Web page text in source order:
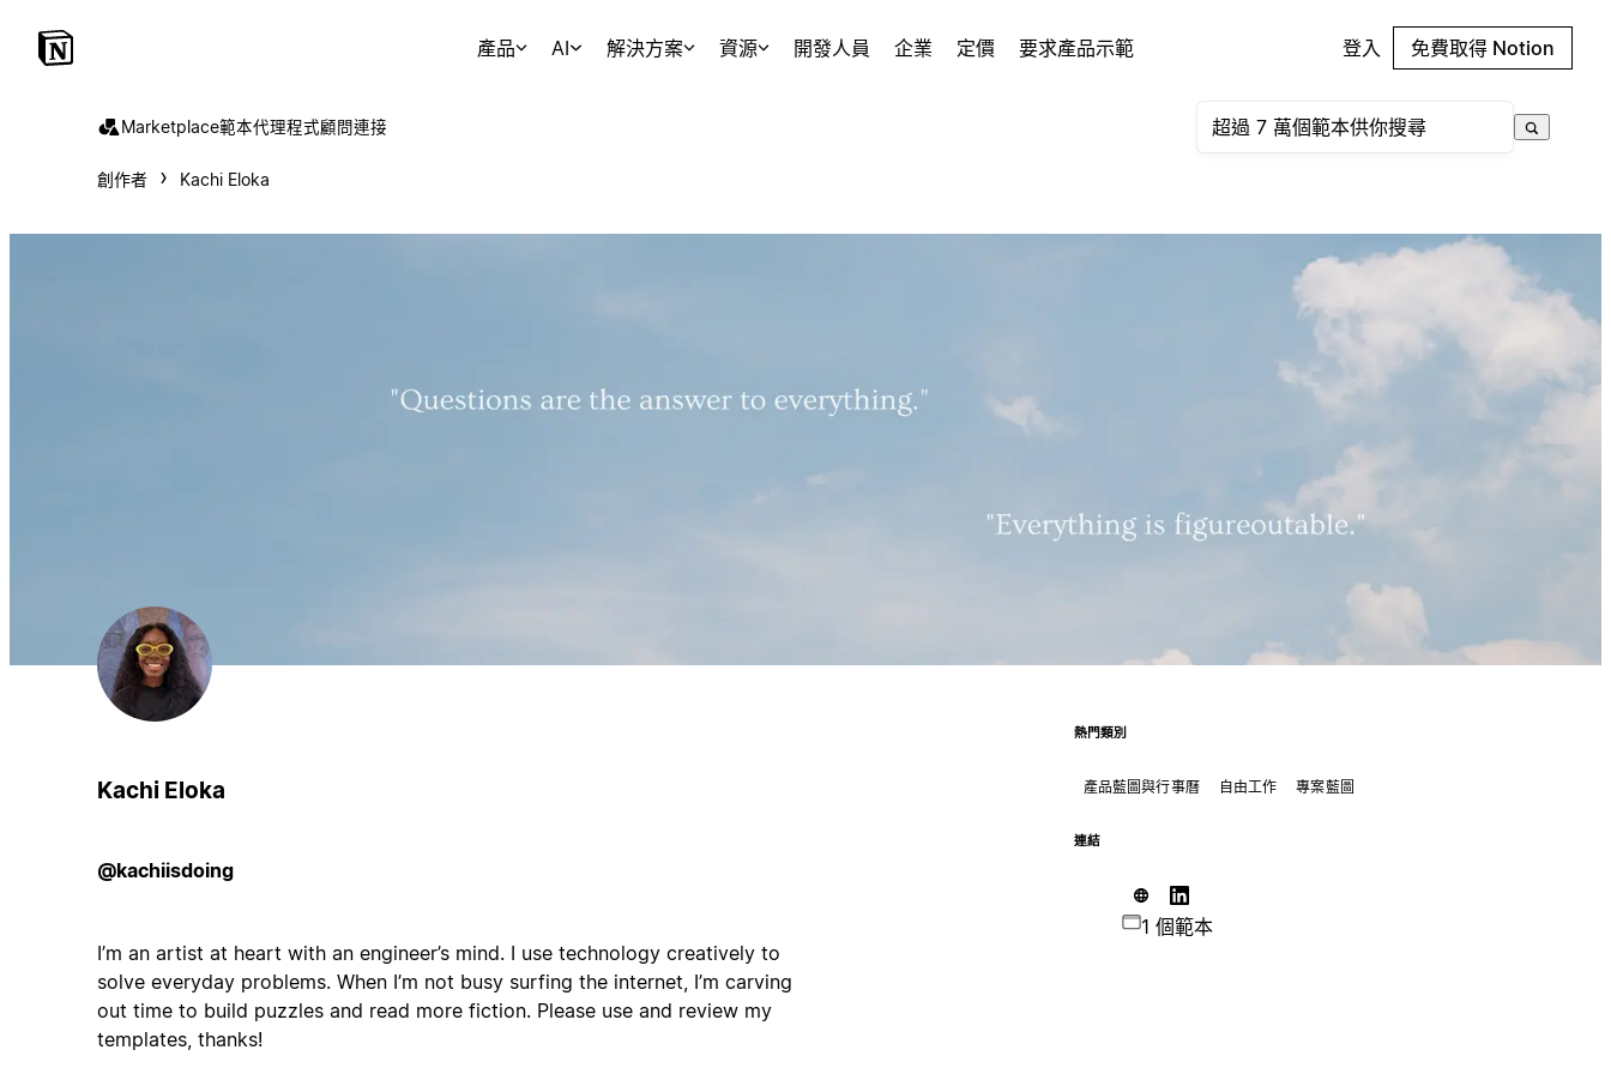
產品 AI 解決方案 資源 開發人員 企業 定價 要求產品示範 登入 免費取得 Notion
Marketplace範本代理程式顧問連接
創作者 Kachi Eloka
Kachi Eloka
@kachiisdoing
I’m an artist at heart with an engineer’s mind. I use technology creatively to
solve everyday problems. When I’m not busy surfing the internet, I’m carving
out time to build puzzles and read more fiction. Please use and review my
templates, thanks!
熱門類別
產品藍圖與行事曆 自由工作 專案藍圖
連結
1 個範本